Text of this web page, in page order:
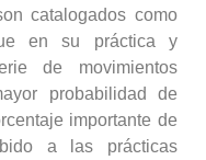
catalogados como
en su práctica y
de movimientos
probabilidad de
importante de
a las prácticas